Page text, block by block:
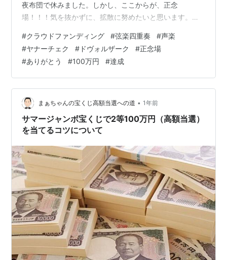
夜布団で休みました。しかし、ここからが、正念
場！！！気を抜かずに、拡散に努めたいと思います。皆
い！そして、本日（日本時間では8/21）７日目を終え
て、54％になりました。どうぞ最後まで見守ってやって
くださいませ！！よろしくお願いいたします。こちらに
↓↓↓クラファンサイトに毎日投稿している報告がありま
す。どうぞ読んでやってくださいね。 readyfor.jp ヤナー
チェクの名手、初来日グラッフェS…
#クラウドファンディング #弦楽四重奏 #声楽
#ヤナーチェク # ドヴォルザーク #正念場
#ありがとう #100万円 #達成
まぁちゃんの宝くじ高額当選への道 • 1年前
サマージャンボ宝くじで2等100万円（高額当選）
を当てるコツについて